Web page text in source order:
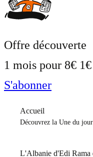
Offre découverte
1 mois pour 8€ 1€
S'abonner
Accueil
Découvrez la Une du jour
L'Albanie d'Edi Rama